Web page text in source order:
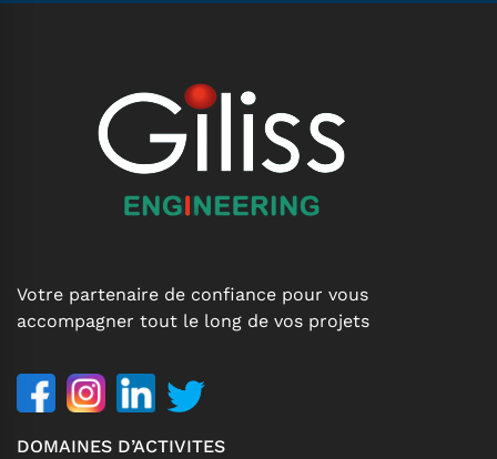
Votre partenaire de confiance pour vous
accompagner tout le long de vos projets
DOMAINES D’ACTIVITES